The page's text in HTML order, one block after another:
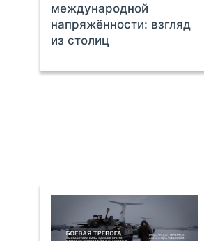
международной
напряжённости: взгляд
из столиц